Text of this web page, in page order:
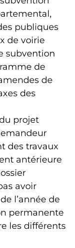
publiques
de voirie
subvention
de
de
des
projet
des travaux
antérieure
avoir
l’année de
permanente
les différents